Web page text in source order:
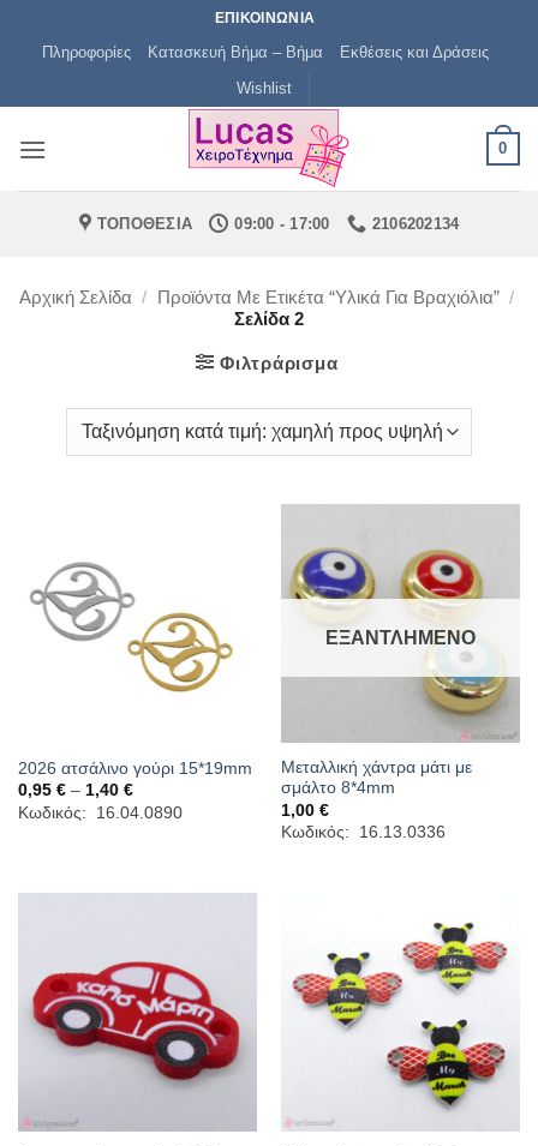
ΕΠΙΚΟΙΝΩΝΙΑ
Πληροφορίες Κατασκευή Βήμα – Βήμα
Εκθέσεις και Δράσεις
Wishlist
0
ΤΟΠΟΘΕΣΙΑ 09:00 - 17:00 2106202134
Αρχική Σελίδα / Προϊόντα Με Ετικέτα “υλικά Για Βραχιόλια” /
Σελίδα 2
Φιλτράρισμα
2026 ατσάλινο γούρι 15*19mm
0,95 € – 1,40 €Price
range:
0,95 €
Κωδικός: 16.04.0890
ΕΞΑΝΤΛΗΜΈΝΟ
Μεταλλική χάντρα μάτι με
σμάλτο 8*4mm
1,00 €
Κωδικός: 16.13.0336